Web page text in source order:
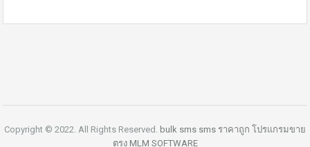
Copyright © 2022. All Rights Reserved. bulk sms sms ราคาถูก โปรแกรมขาย
ตรง MLM SOFTWARE